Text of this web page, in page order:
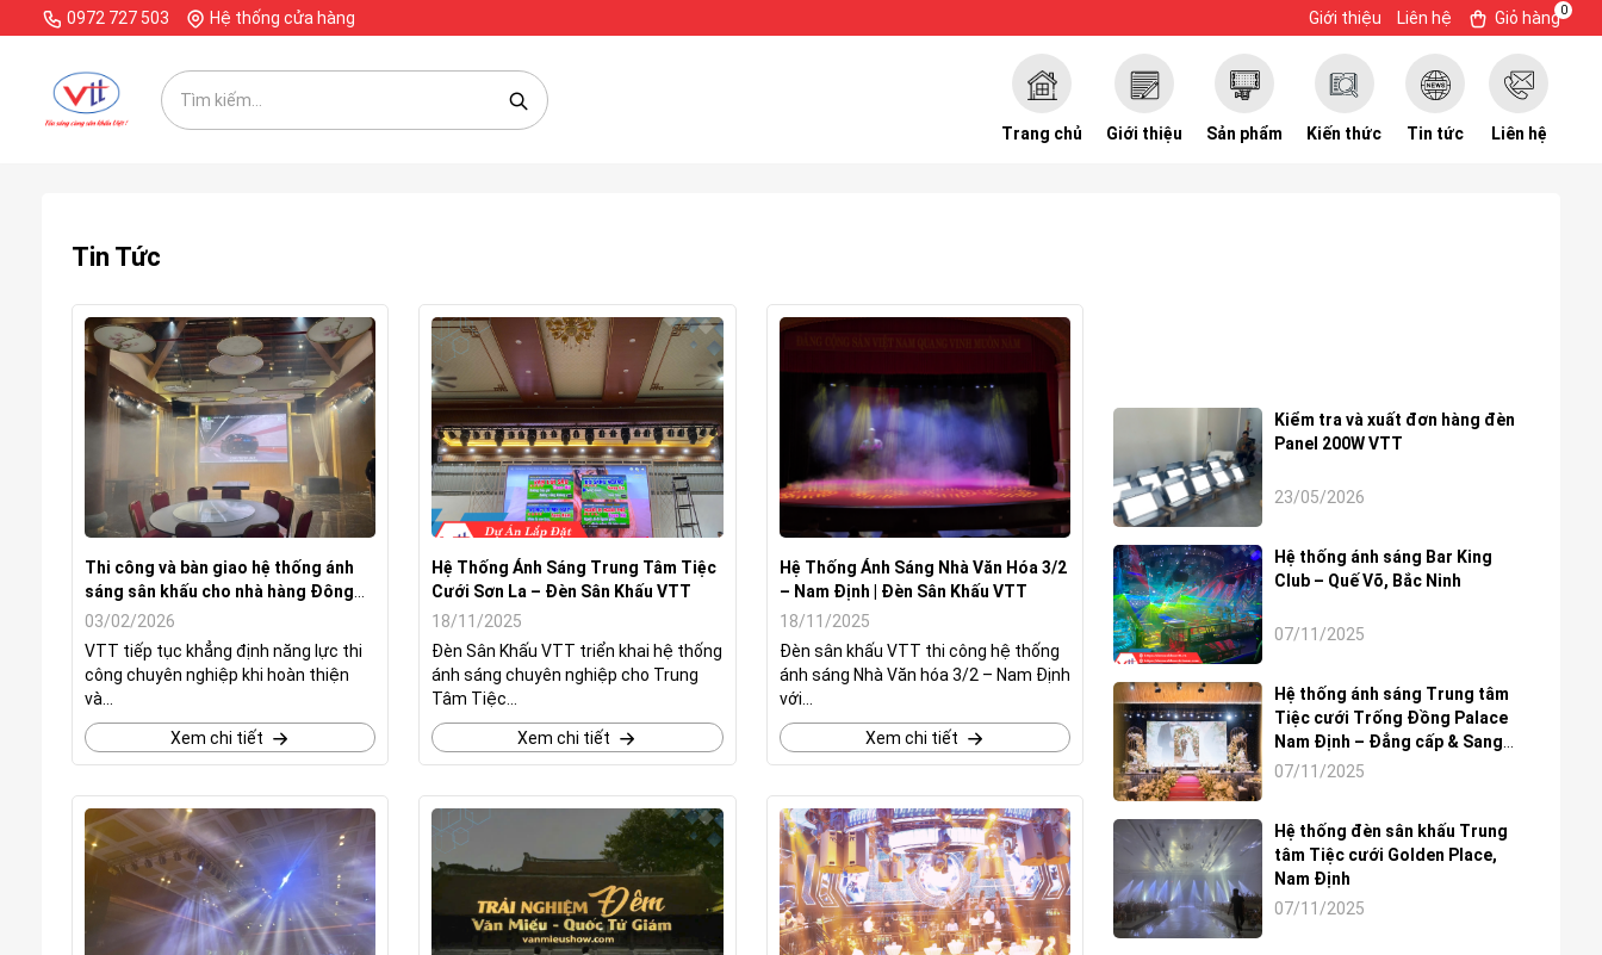
0972 727 503 Hệ thống cửa hàng Giới thiệu Liên hệ Giỏ hàng0
Trang chủ Giới thiệu Sản phẩm Kiến thức Tin tức Liên hệ
Tin Tức
Thi công và bàn giao hệ thống ánh
sáng sân khấu cho nhà hàng Đông
Bảo - Nam Định
03/02/2026
VTT tiếp tục khẳng định năng lực thi
công chuyên nghiệp khi hoàn thiện
và...
Xem chi tiết
Hệ Thống Ánh Sáng Trung Tâm Tiệc
Cưới Sơn La – Đèn Sân Khấu VTT
18/11/2025
Đèn Sân Khấu VTT triển khai hệ thống
ánh sáng chuyên nghiệp cho Trung
Tâm Tiệc...
Xem chi tiết
Hệ Thống Ánh Sáng Nhà Văn Hóa 3/2
– Nam Định | Đèn Sân Khấu VTT
18/11/2025
Đèn sân khấu VTT thi công hệ thống
ánh sáng Nhà Văn hóa 3/2 – Nam Định
với...
Xem chi tiết
Kiểm tra và xuất đơn hàng đèn
Panel 200W VTT
23/05/2026
Hệ thống ánh sáng Bar King
Club – Quế Võ, Bắc Ninh
07/11/2025
Hệ thống ánh sáng Trung tâm
Tiệc cưới Trống Đồng Palace
Nam Định – Đẳng cấp & Sang
trọng
07/11/2025
Hệ thống đèn sân khấu Trung
tâm Tiệc cưới Golden Place,
Nam Định
07/11/2025